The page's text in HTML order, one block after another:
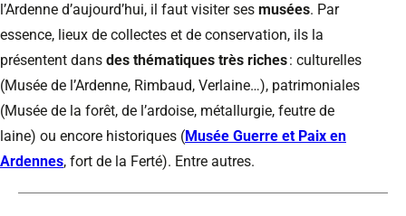
l’Ardenne d’aujourd’hui, il faut visiter ses musées. Par
essence, lieux de collectes et de conservation, ils la
présentent dans des thématiques très riches: culturelles
(Musée de l’Ardenne, Rimbaud, Verlaine…), patrimoniales
(Musée de la forêt, de l’ardoise, métallurgie, feutre de
laine) ou encore historiques (Musée Guerre et Paix en
Ardennes, fort de la Ferté). Entre autres.